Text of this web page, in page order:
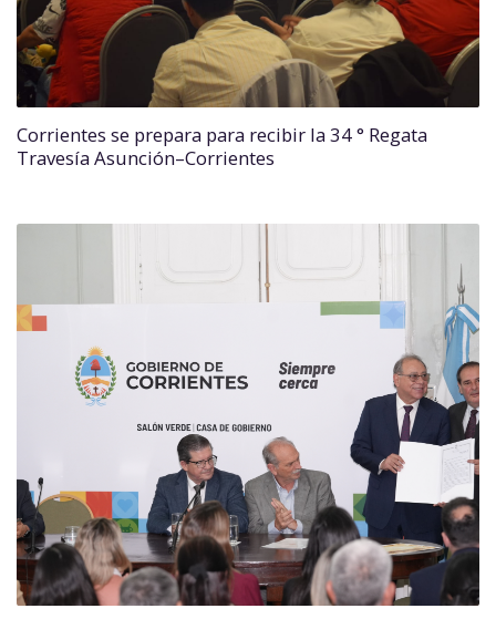
Corrientes se prepara para recibir la 34 ° Regata
Travesía Asunción–Corrientes